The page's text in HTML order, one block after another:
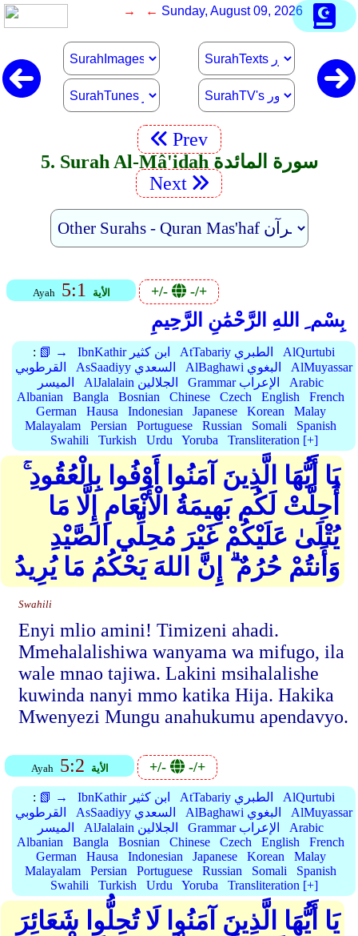
→ ← Sunday, August 09, 2026
Prev
5. Surah Al-Mâ'idah سورة المائدة
Next
Ayah 5:1 الأية +/- -/+
بِسْم ِ اللهِ الرَّحْمَٰنِ الرَّحِيمِ
: 📗 → IbnKathir ابن كثير AtTabariy الطبري
AlQurtubi
القرطوبي
AsSaadiyy السعدي AlBaghawi البغوي
AlMuyassar
الميسر
AlJalalain الجلالين Grammar الإعراب
Arabic
Albanian
Bangla Bosnian Chinese Czech English
French
German
Hausa Indonesian Japanese Korean
Malay
Malayalam
Persian Portuguese Russian Somali
Spanish
Swahili
Turkish Urdu Yoruba Transliteration [+]
يَا أَيُّهَا الَّذِينَ آمَنُوا أَوْفُوا بِالْعُقُودِ ۚ
أُحِلَّتْ لَكُم بَهِيمَةُ الْأَنْعَامِ إِلَّا مَا
يُتْلَىٰ عَلَيْكُمْ غَيْرَ مُحِلِّي الصَّيْدِ
وَأَنتُمْ حُرُمٌ ۗ إِنَّ اللهَ يَحْكُمُ مَا يُرِيدُ
Swahili
Enyi mlio amini! Timizeni ahadi.
Mmehalalishiwa wanyama wa mifugo, ila
wale mnao tajiwa. Lakini msihalalishe
kuwinda nanyi mmo katika Hija. Hakika
Mwenyezi Mungu anahukumu apendavyo.
Ayah 5:2 الأية +/- -/+
: 📗 → IbnKathir ابن كثير AtTabariy الطبري
AlQurtubi
القرطوبي
AsSaadiyy السعدي AlBaghawi البغوي
AlMuyassar
الميسر
AlJalalain الجلالين Grammar الإعراب
Arabic
Albanian
Bangla Bosnian Chinese Czech English
French
German
Hausa Indonesian Japanese Korean
Malay
Malayalam
Persian Portuguese Russian Somali
Spanish
Swahili
Turkish Urdu Yoruba Transliteration [+]
يَا أَيُّهَا الَّذِينَ آمَنُوا لَا تُحِلُّوا شَعَائِرَ